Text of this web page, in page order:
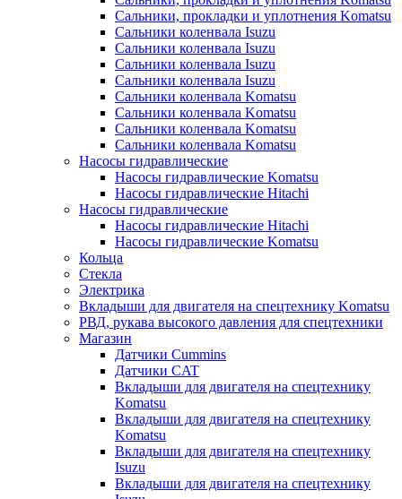
Сальники, прокладки и уплотнения Komatsu
Сальники коленвала Isuzu
Сальники коленвала Isuzu
Сальники коленвала Isuzu
Сальники коленвала Isuzu
Сальники коленвала Komatsu
Сальники коленвала Komatsu
Сальники коленвала Komatsu
Сальники коленвала Komatsu
Насосы гидравлические
Насосы гидравлические Komatsu
Насосы гидравлические Hitachi
Насосы гидравлические
Насосы гидравлические Hitachi
Насосы гидравлические Komatsu
Кольца
Стекла
Электрика
Вкладыши для двигателя на спецтехнику Komatsu
РВД, рукава высокого давления для спецтехники
Магазин
Датчики Cummins
Датчики CAT
Вкладыши для двигателя на спецтехнику
Komatsu
Вкладыши для двигателя на спецтехнику
Komatsu
Вкладыши для двигателя на спецтехнику
Isuzu
Вкладыши для двигателя на спецтехнику